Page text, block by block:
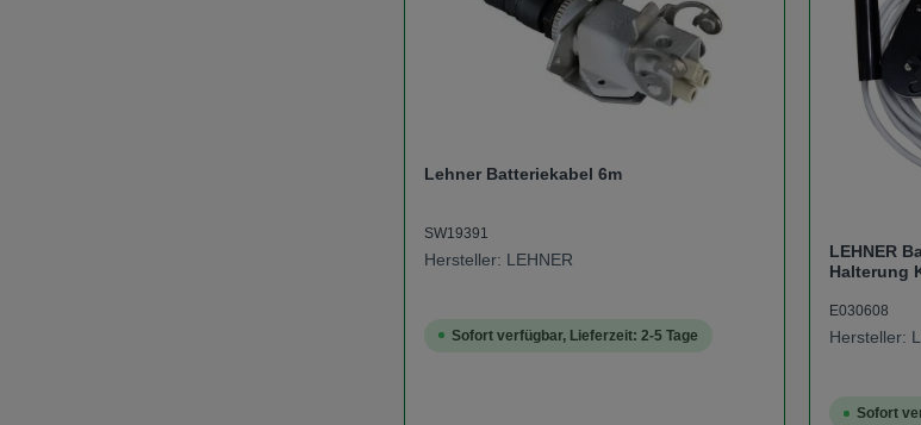
Lehner Batteriekabel 6m
SW19391
Hersteller: LEHNER
Sofort verfügbar, Lieferzeit: 2-5 Tage
LEHNER
Halterung
E030608
Hersteller:
Sofort